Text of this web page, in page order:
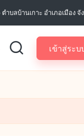
บลบ้านเกาะ อำเภอเมือง
เข้าสู่ระ